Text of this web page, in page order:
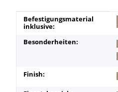
Produkteigenschaft
Wert
Befestigungsmaterial
inklusive:
Besonderheiten:
Finish: